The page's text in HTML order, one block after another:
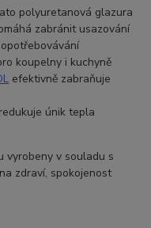
polyuretanová glazura
zabránit usazování
koupelny i kuchyně
L efektivně zabraňuje
únik tepla
vyrobeny v souladu s
zdraví, spokojenost